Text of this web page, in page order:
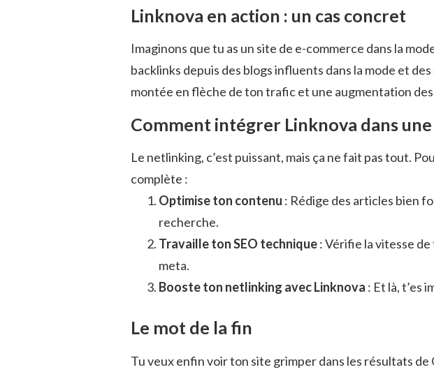
Linknova en action : un cas concret
Imaginons que tu as un site de e-commerce dans la
backlinks depuis des blogs influents dans la mode et
montée en flèche de ton trafic et une augmentation
Comment intégrer Linknova dans
Le netlinking, c’est puissant, mais ça ne fait pas tout.
complète :
Optimise ton contenu : Rédige des articles bien
recherche.
Travaille ton SEO technique: Vérifie la vitesse
meta.
Booste ton netlinking avec Linknova : Et là, t’es
Le mot de la fin
Tu veux enfin voir ton site grimper dans les résultats de